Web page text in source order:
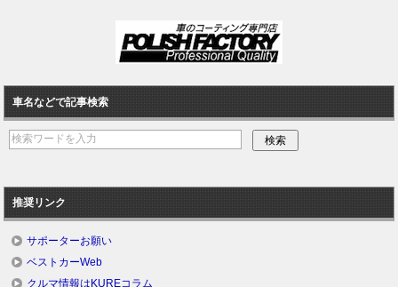
車名などで記事検索
推奨リンク
サポーターお願い
ベストカーWeb
クルマ情報はKUREコラム